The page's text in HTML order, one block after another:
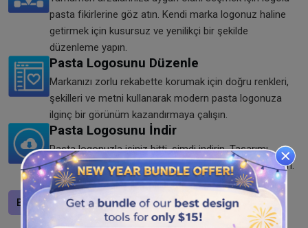
pasta fikirlerine göz atın. Kendi marka logonuz haline
getirmek için kusursuz ve yenilikçi bir şekilde
düzenleme yapın.
Pasta Logosunu Düzenle
Markanızı zorlu rekabette korumak için doğru renkleri,
şekilleri ve metni kullanarak modern pasta logonuza
ilginç bir görünüm kazandırmaya çalışın.
Pasta Logosunu İndir
Pasta logonuzla işiniz bitti, şimdi indirin. Tasarımı
aracımızdan PNG, SVG ve JPG formatlarında kaydedin.
Şimdi bunu başkalarıyla paylaşın!
Bir logo tasarlayın